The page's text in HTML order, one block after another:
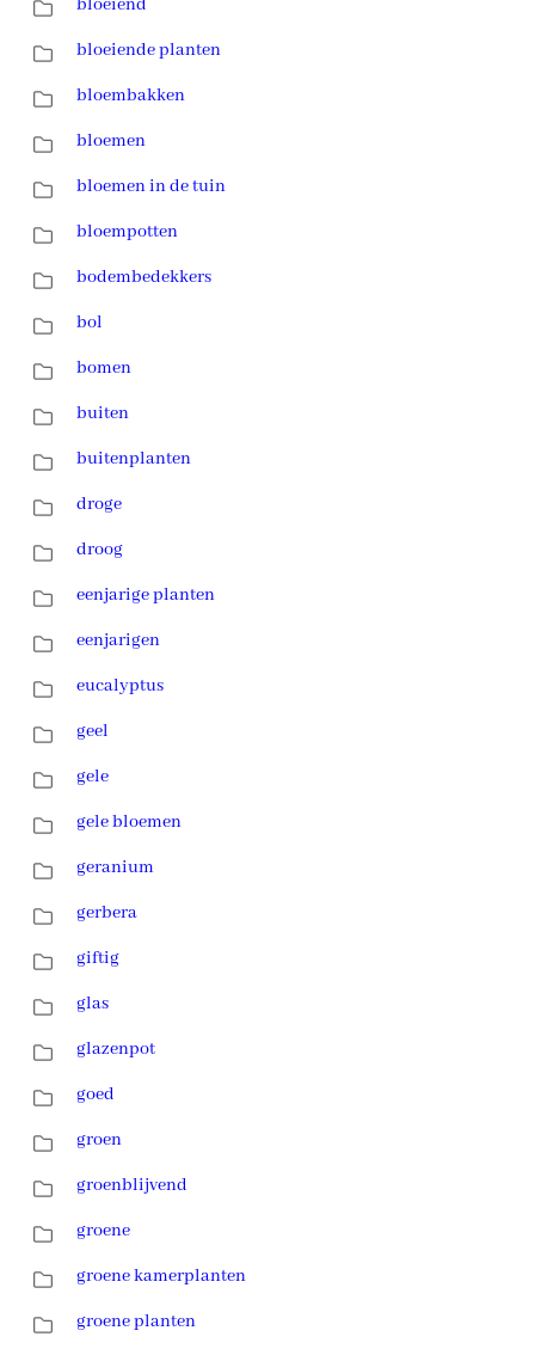
bloeiende planten
bloembakken
bloemen
bloemen in de tuin
bloempotten
bodembedekkers
bol
bomen
buiten
buitenplanten
droge
droog
eenjarige planten
eenjarigen
eucalyptus
geel
gele
gele bloemen
geranium
gerbera
giftig
glas
glazenpot
goed
groen
groenblijvend
groene
groene kamerplanten
groene planten